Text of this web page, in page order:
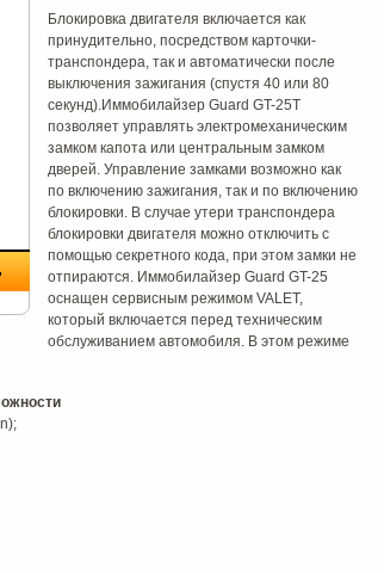
Блокировка двигателя включается как
принудительно, посредством карточки-
транспондера, так и автоматически после
выключения зажигания (спустя 40 или 80
секунд).Иммобилайзер Guard GT-25T
позволяет управлять электромеханическим
замком капота или центральным замком
дверей. Управление замками возможно как
по включению зажигания, так и по включению
блокировки. В случае утери транспондера
блокировки двигателя можно отключить с
помощью секретного кода, при этом замки не
отпираются. Иммобилайзер Guard GT-25
оснащен сервисным режимом VALET,
который включается перед техническим
обслуживанием автомобиля. В этом режиме